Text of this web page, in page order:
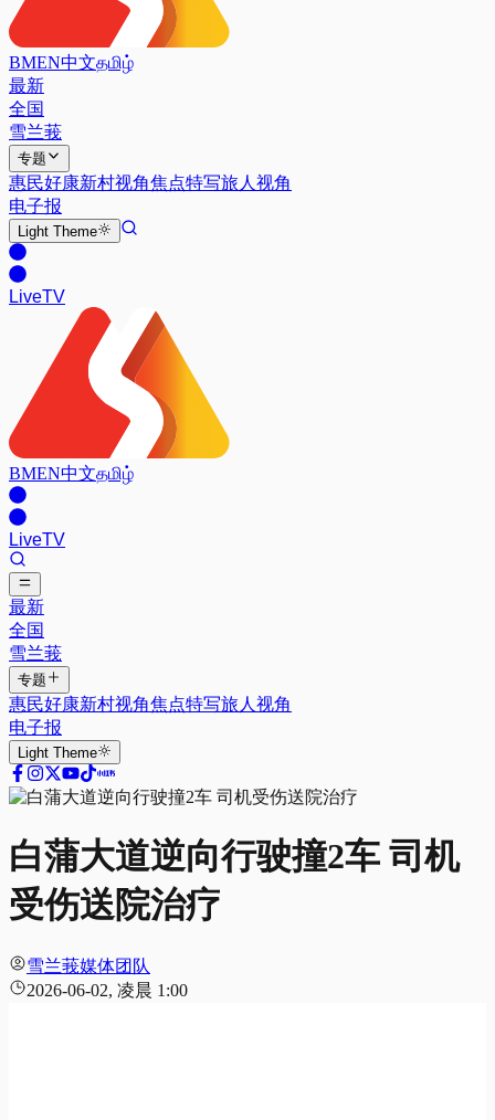
BMEN中文தமிழ்
最新
全国
雪兰莪
专题
惠民好康新村视角焦点特写旅人视角
电子报
Light Theme
LiveTV
BMEN中文தமிழ்
LiveTV
最新
全国
雪兰莪
专题
惠民好康新村视角焦点特写旅人视角
电子报
Light Theme
白蒲大道逆向行驶撞2车 司机
受伤送院治疗
雪兰莪媒体团队
2026-06-02, 凌晨 1:00